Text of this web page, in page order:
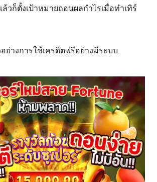
วก็ตั้งเป้าหมายถอนผลกำไรเมื่อทำเทิร์
างการใช้เครดิตฟรีอย่างมีระบบ